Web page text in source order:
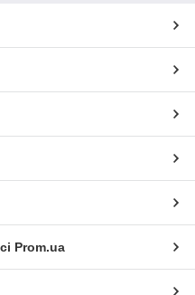
Prom.ua